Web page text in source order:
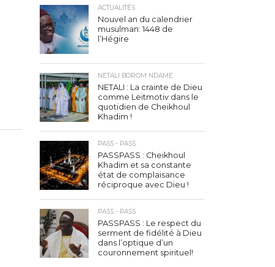
ACTUALITÉS
Nouvel an du calendrier
musulman: 1448 de
l’Hégire
NETALI BOROM NDAME
NETALI : La crainte de Dieu
comme Leitmotiv dans le
quotidien de Cheikhoul
Khadim !
PASS - PASS
PASSPASS : Cheikhoul
Khadim et sa constante
état de complaisance
réciproque avec Dieu !
PASS - PASS
PASSPASS : Le respect du
serment de fidélité à Dieu
dans l’optique d’un
couronnement spirituel!